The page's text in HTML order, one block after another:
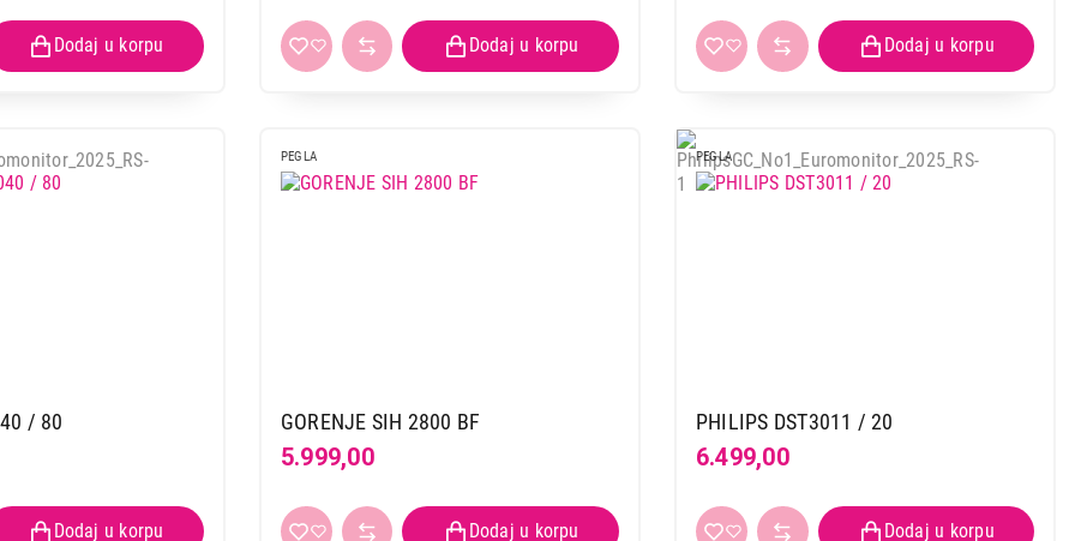
/ 80
PEGLA
GORENJE SIH 2800 BF
5.999,00
PEGLA
PHILIPS DST3011 / 20
6.499,00